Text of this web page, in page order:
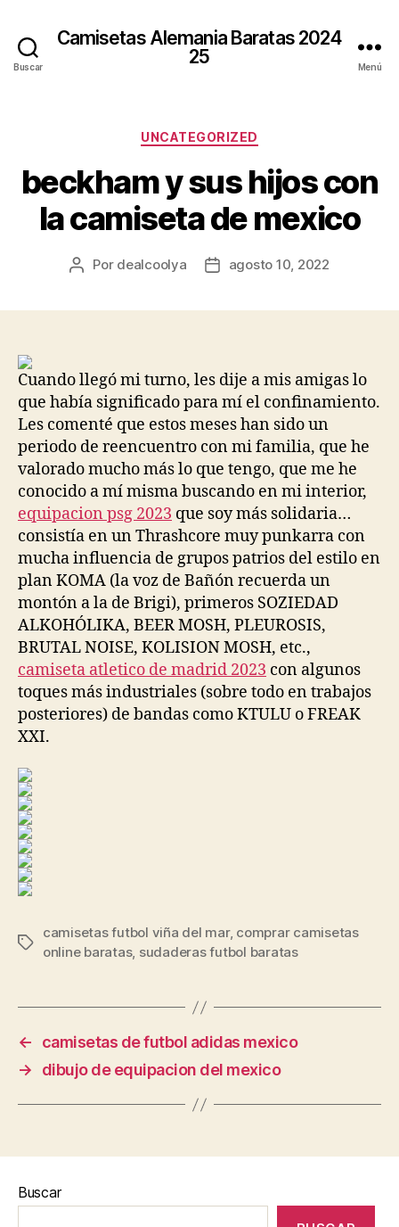
Buscar
Camisetas Alemania Baratas 2024
25
Menú
Categorías
UNCATEGORIZED
beckham y sus hijos con
la camiseta de mexico
Autor
Por dealcoolya
Fechaagosto 10, 2022
Cuando llegó mi turno, les dije a mis amigas lo
que había significado para mí el confinamiento.
Les comenté que estos meses han sido un
periodo de reencuentro con mi familia, que he
valorado mucho más lo que tengo, que me he
conocido a mí misma buscando en mi interior,
equipacion psg 2023 que soy más solidaria… 
consistía en un Thrashcore muy punkarra con
mucha influencia de grupos patrios del estilo en
plan KOMA (la voz de Bañón recuerda un
montón a la de Brigi), primeros SOZIEDAD
ALKOHÓLIKA, BEER MOSH, PLEUROSIS,
BRUTAL NOISE, KOLISION MOSH, etc.,
camiseta atletico de madrid 2023 con algunos
toques más industriales (sobre todo en trabajos
posteriores) de bandas como KTULU o FREAK
XXI.
Etiquetas
camisetas futbol viña del mar, comprar camisetas
online baratas, sudaderas futbol baratas
←
camisetas de futbol adidas mexico
→
dibujo de equipacion del mexico
Buscar